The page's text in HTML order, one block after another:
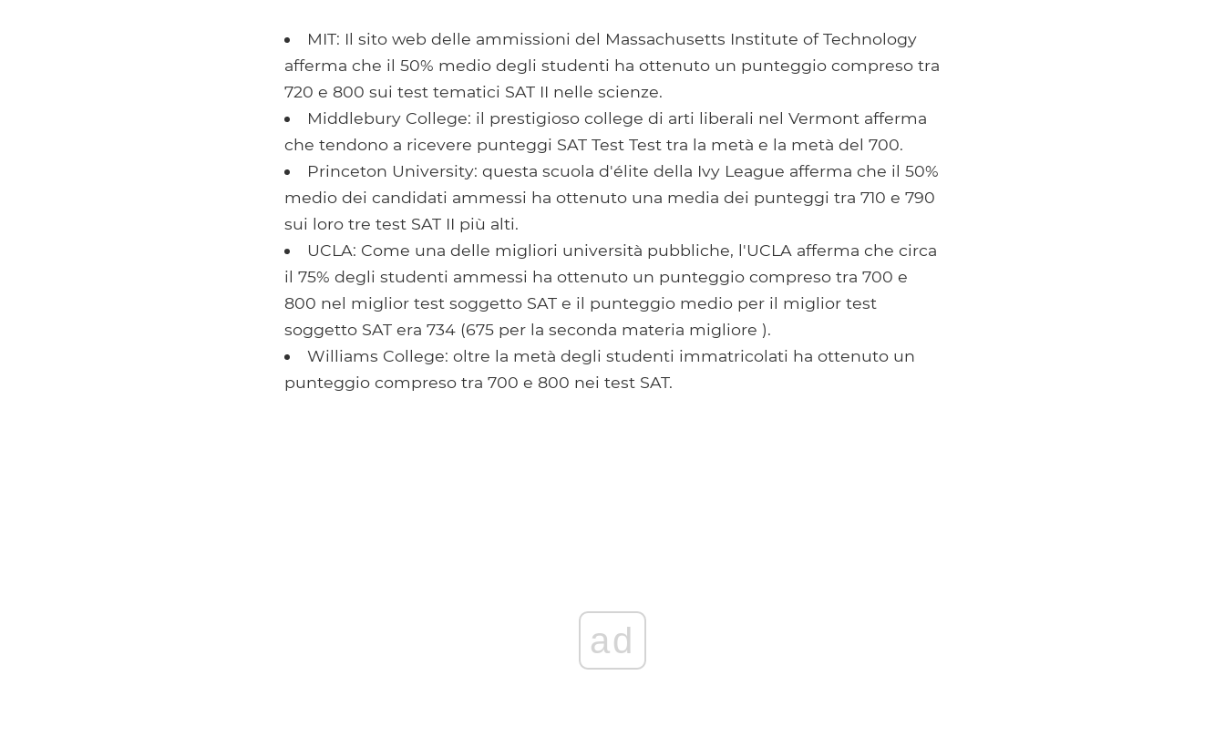
MIT: Il sito web delle ammissioni del Massachusetts Institute of Technology
afferma che il 50% medio degli studenti ha ottenuto un punteggio compreso tra
720 e 800 sui test tematici SAT II nelle scienze.
Middlebury College: il prestigioso college di arti liberali nel Vermont afferma
che tendono a ricevere punteggi SAT Test Test tra la metà e la metà del 700.
Princeton University: questa scuola d'élite della Ivy League afferma che il 50%
medio dei candidati ammessi ha ottenuto una media dei punteggi tra 710 e 790
sui loro tre test SAT II più alti.
UCLA: Come una delle migliori università pubbliche, l'UCLA afferma che circa
il 75% degli studenti ammessi ha ottenuto un punteggio compreso tra 700 e
800 nel miglior test soggetto SAT e il punteggio medio per il miglior test
soggetto SAT era 734 (675 per la seconda materia migliore ).
Williams College: oltre la metà degli studenti immatricolati ha ottenuto un
punteggio compreso tra 700 e 800 nei test SAT.
ad